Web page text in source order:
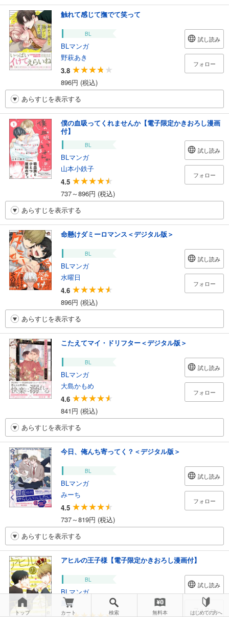
触れて感じて撫でて笑って
BL
BLマンガ
野萩あき
3.8
896円 (税込)
試し読み
フォロー
あらすじを表示する
僕の血吸ってくれませんか【電子限定かきおろし漫画
付】
BL
BLマンガ
山本小鉄子
4.5
737～896円 (税込)
試し読み
フォロー
あらすじを表示する
命懸けダミーロマンス＜デジタル版＞
BL
BLマンガ
水曜日
4.6
896円 (税込)
試し読み
フォロー
あらすじを表示する
こたえてマイ・ドリフター＜デジタル版＞
BL
BLマンガ
大島かもめ
4.6
841円 (税込)
試し読み
フォロー
あらすじを表示する
今日、俺んち寄ってく？＜デジタル版＞
BL
BLマンガ
みーち
4.5
737～819円 (税込)
試し読み
フォロー
あらすじを表示する
アヒルの王子様【電子限定かきおろし漫画付】
BL
BLマンガ
風緒
試し読み
フォロー
トップ カート 検索 無料本 はじめての方へ